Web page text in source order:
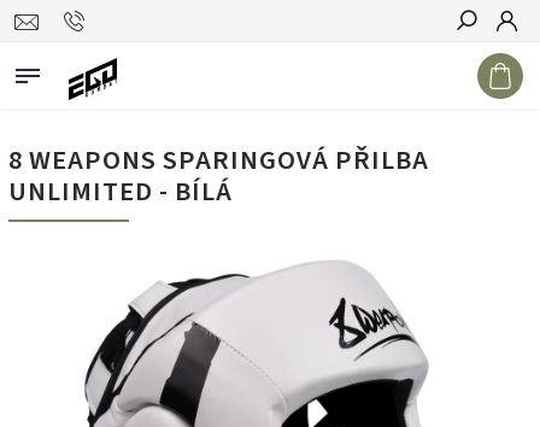
Hledat
8 WEAPONS SPARINGOVÁ PŘILBA
UNLIMITED - BÍLÁ